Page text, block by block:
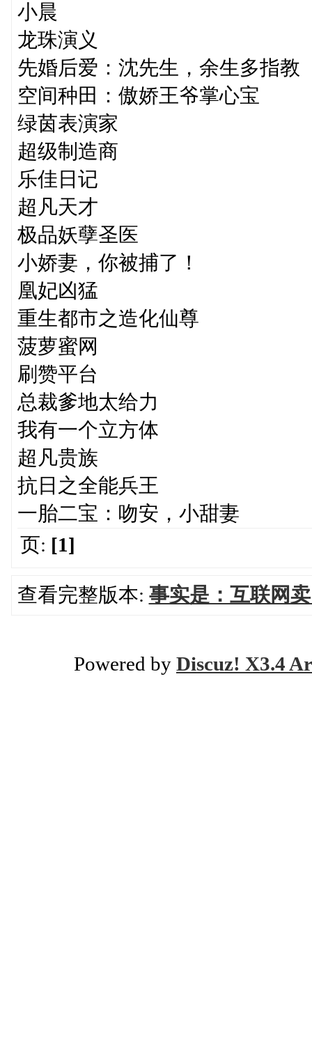
小晨
龙珠演义
先婚后爱：沈先生，余生多指教
空间种田：傲娇王爷掌心宝
绿茵表演家
超级制造商
乐佳日记
超凡天才
极品妖孽圣医
小娇妻，你被捕了！
凰妃凶猛
重生都市之造化仙尊
菠萝蜜网
刷赞平台
总裁爹地太给力
我有一个立方体
超凡贵族
抗日之全能兵王
一胎二宝：吻安，小甜妻
页: [1]
查看完整版本: 事实是：互联网
Powered by Discuz! X3.4